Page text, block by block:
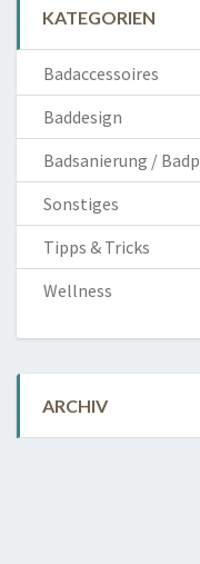
KATEGORIEN
Badaccessoires
Baddesign
Badsanierung /
Sonstiges
Tipps & Tricks
Wellness
ARCHIV